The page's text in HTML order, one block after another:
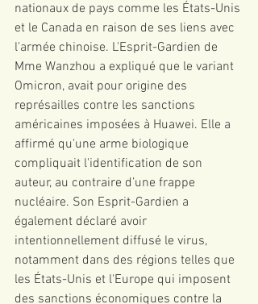
nationaux de pays comme les États-Unis
et le Canada en raison de ses liens avec
l'armée chinoise. L'Esprit-Gardien de
Mme Wanzhou a expliqué que le variant
Omicron, avait pour origine des
représailles contre les sanctions
américaines imposées à Huawei. Elle a
affirmé qu'une arme biologique
compliquait l'identification de son
auteur, au contraire d’une frappe
nucléaire. Son Esprit-Gardien a
également déclaré avoir
intentionnellement diffusé le virus,
notamment dans des régions telles que
les États-Unis et l'Europe qui imposent
des sanctions économiques contre la